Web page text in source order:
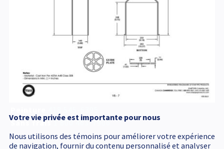
Service d'urgence
accessible 24 h /24
418 545-1698
340, Émile Couture
Chicoutimi (Québec ) G7H 8B6
418 545-1698
Sans frais 1 800 463-7906
Votre vie privée est importante pour nous
Nous utilisons des témoins pour améliorer votre expérience
de navigation, fournir du contenu personnalisé et analyser